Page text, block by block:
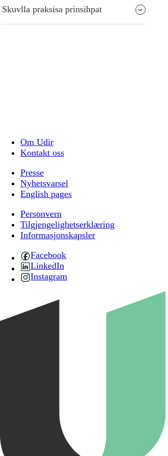
Skuvlla praksisa prinsihpat
Om Udir
Kontakt oss
Presse
Nyhetsvarsel
English pages
Personvern
Tilgjengelighetserklæring
Informasjonskapsler
Facebook
LinkedIn
Instagram